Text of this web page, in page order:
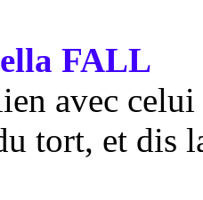
FALL
avec
tort, et dis